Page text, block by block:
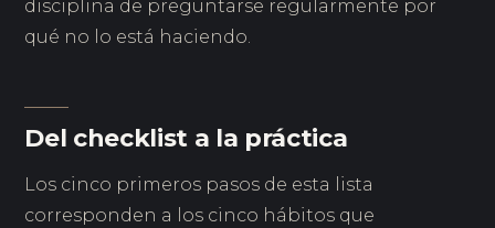
disciplina de preguntarse regularmente por
qué no lo está haciendo.
Del checklist a la práctica
Los cinco primeros pasos de esta lista
corresponden a los cinco hábitos que